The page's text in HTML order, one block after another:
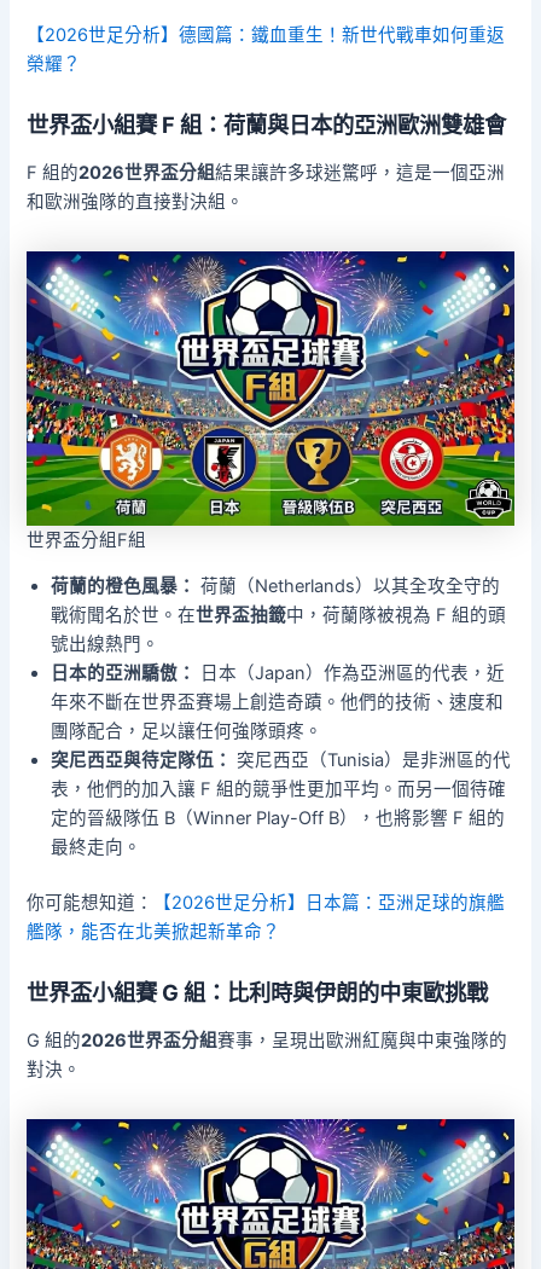
【2026世足分析】德國篇：鐵血重生！新世代戰車如何重返
榮耀？
世界盃小組賽 F 組：荷蘭與日本的亞洲歐洲雙雄會
F 組的2026世界盃分組結果讓許多球迷驚呼，這是一個亞洲
和歐洲強隊的直接對決組。
世界盃分組F組
荷蘭的橙色風暴： 荷蘭（Netherlands）以其全攻全守的
戰術聞名於世。在世界盃抽籤中，荷蘭隊被視為 F 組的頭
號出線熱門。
日本的亞洲驕傲：
日本（Japan）作為亞洲區的代表，近
年來不斷在世界盃賽場上創造奇蹟。他們的技術、速度和
團隊配合，足以讓任何強隊頭疼。
突尼西亞與待定隊伍： 突尼西亞（Tunisia）是非洲區的代
表，他們的加入讓 F 組的競爭性更加平均。而另一個待確
定的晉級隊伍 B（Winner Play-Off B），也將影響 F 組的
最終走向。
你可能想知道：
【2026世足分析】日本篇：亞洲足球的旗艦
艦隊，能否在北美掀起新革命？
世界盃小組賽 G 組：比利時與伊朗的中東歐挑戰
G 組的2026世界盃分組賽事，呈現出歐洲紅魔與中東強隊的
對決。